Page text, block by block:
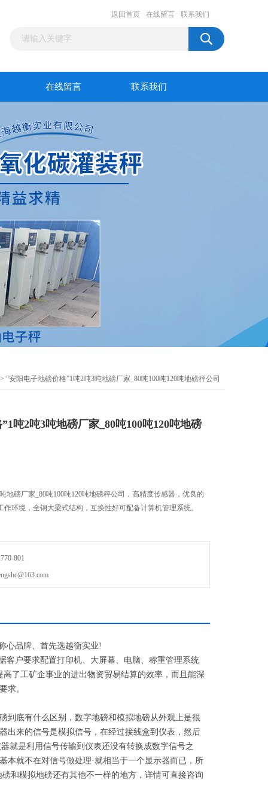
返回首页 在线留言 联系我们
在线留言 联系我们
“安阳电子地磅价格”1吨2吨3吨地磅厂家_80吨100吨120吨地磅秤公司
吨2吨3吨地磅厂家_80吨100吨120吨地磅
地磅厂家_80吨100吨120吨地磅秤公司，高精度传感器，优良的
环境，全钢大梁式结构，互换性好可配备计算机管理系统。
801
心品牌、首先选越衡实业!
户要求配置打印机、大屏幕、电脑、称重管理系统
了工矿企事业的进出物资贸易结算的效率，而且能深
求。
到底有什么区别，数字地磅和模拟地磅从外观上是很
出来的信号是模拟信号，在经过接线盒到仪表，然后
就是利用信号传输到仪表还没有转换成数字信号之
本就不在对信号做处理·就相当于一个显示器而已，所
和模拟地磅还有其他不一样的地方，详情可直接咨询